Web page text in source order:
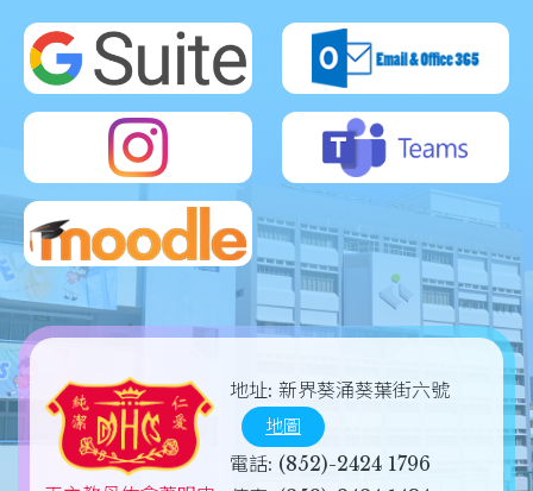
地址: 新界葵涌葵葉街六號
地圖
電話: (852)-2424 1796